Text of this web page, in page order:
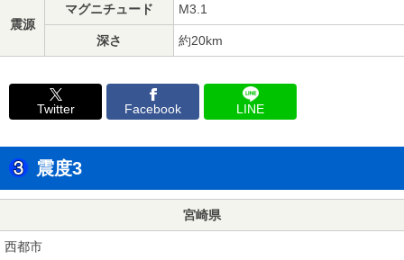
震源
マグニチュード M3.1
深さ 約20km
Twitter Facebook LINE
震度3
宮崎県
西都市